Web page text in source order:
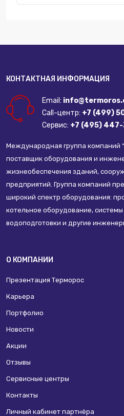
КОНТАКТНАЯ ИНФОРМАЦИЯ
Email:
Call-центр: +7 (499)
Сервис: +7 (495)
Международная группа компаний
поставщик оборудования и
жизнеобеспечения зданий,
предприятий. Группа компаний
широкий спектр оборудования:
котельное оборудование,
водоподготовки и другие
О КОМПАНИИ
Презентация Терморос
Карьера
Портфолио
Новости
Акции
Отзывы
Сервисные центры
Контакты
Личный кабинет партнёра